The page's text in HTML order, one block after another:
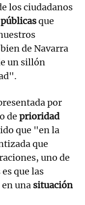
los ciudadanos
que
de Navarra
un sillón
por
de prioridad
que "en la
que
uno de
que las
una situación